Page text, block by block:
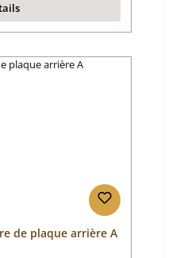
de plaque arrière A